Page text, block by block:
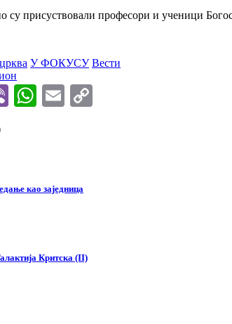
су присуствовали професори и ученици
У ФОКУСУ Вести
ViberWhatsApp
Email
као заједница
Критска (II)